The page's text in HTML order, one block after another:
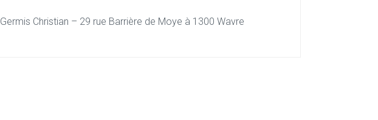
Germis Christian – 29 rue Barrière de Moye à 1300 Wavre